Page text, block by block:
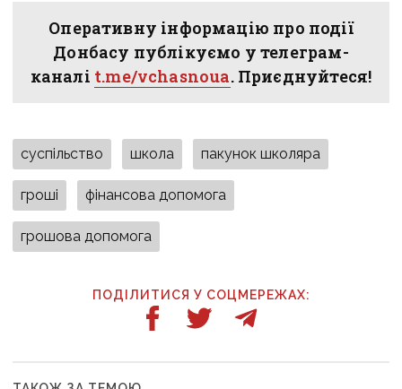
Оперативну інформацію про події
Донбасу публікуємо у телеграм-
каналі t.me/vchasnoua. Приєднуйтеся!
суспільство школа пакунок школяра
гроші фінансова допомога
грошова допомога
ПОДІЛИТИСЯ У СОЦМЕРЕЖАХ: